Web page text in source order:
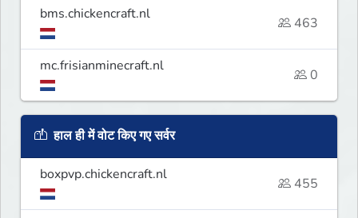
bms.chickencraft.nl
463
mc.frisianminecraft.nl
0
हाल ही में वोट किए गए सर्वर
boxpvp.chickencraft.nl
455